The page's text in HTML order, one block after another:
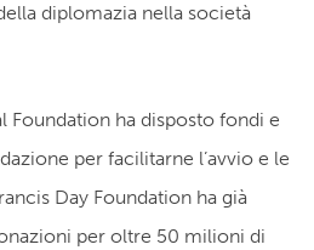
diplomazia nella società
Foundation ha disposto fondi e
per facilitarne l’avvio e le
Day Foundation ha già
per oltre 50 milioni di